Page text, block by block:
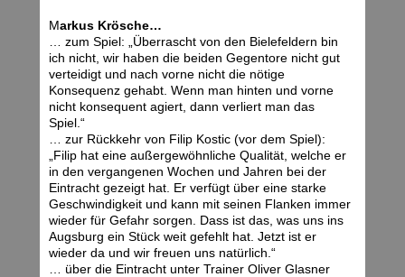
Markus Krösche…
… zum Spiel: „Überrascht von den Bielefeldern bin
ich nicht, wir haben die beiden Gegentore nicht gut
verteidigt und nach vorne nicht die nötige
Konsequenz gehabt. Wenn man hinten und vorne
nicht konsequent agiert, dann verliert man das
Spiel.“
… zur Rückkehr von Filip Kostic (vor dem Spiel):
„Filip hat eine außergewöhnliche Qualität, welche er
in den vergangenen Wochen und Jahren bei der
Eintracht gezeigt hat. Er verfügt über eine starke
Geschwindigkeit und kann mit seinen Flanken immer
wieder für Gefahr sorgen. Dass ist das, was uns ins
Augsburg ein Stück weit gefehlt hat. Jetzt ist er
wieder da und wir freuen uns natürlich.“
… über die Eintracht unter Trainer Oliver Glasner